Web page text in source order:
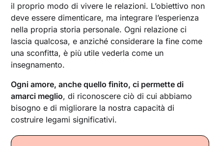
il proprio modo di vivere le relazioni. L’obiettivo non
deve essere dimenticare, ma integrare l’esperienza
nella propria storia personale. Ogni relazione ci
lascia qualcosa, e anziché considerare la fine come
una sconfitta, è più utile vederla come un
insegnamento.
Ogni amore, anche quello finito, ci permette di
amarci meglio, di riconoscere ciò di cui abbiamo
bisogno e di migliorare la nostra capacità di
costruire legami significativi.